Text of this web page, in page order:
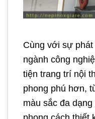
Cùng với sự
ngành công
tiện trang trí nội
phong phú hơn,
màu sắc đa